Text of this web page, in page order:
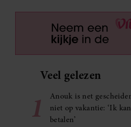
Veel gelezen
1
Anouk is net
niet op vakantie: ‘Ik
betalen’